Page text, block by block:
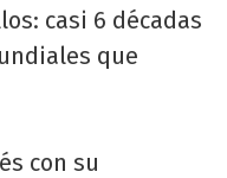
casi 6 décadas
que
con su